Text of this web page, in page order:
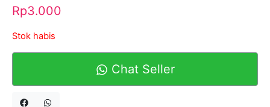
Rp3.000
Stok habis
Chat Seller